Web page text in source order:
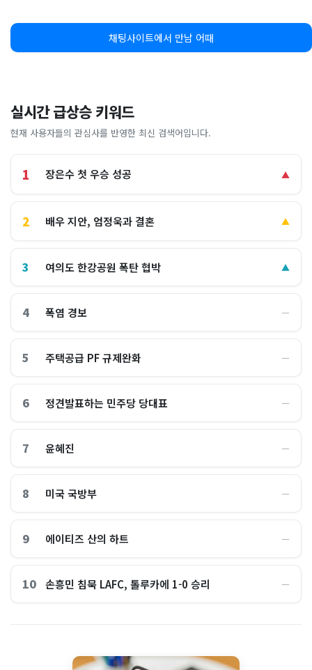
채팅사이트에서 만남 어때
실시간 급상승 키워드
현재 사용자들의 관심사를 반영한 최신 검색어입니다.
1 장은수 첫 우승 성공 ▲
2 배우 지안, 엄정욱과 결혼 ▲
3 여의도 한강공원 폭탄 협박 ▲
4 폭염 경보 ―
5 주택공급 PF 규제완화 ―
6 정견발표하는 민주당 당대표 ―
7 윤혜진 ―
8 미국 국방부 ―
9 에이티즈 산의 하트 ―
10 손흥민 침묵 LAFC, 톨루카에 1-0 승리 ―